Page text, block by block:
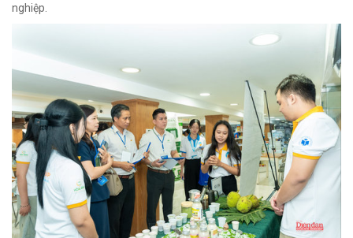
nghiệp.